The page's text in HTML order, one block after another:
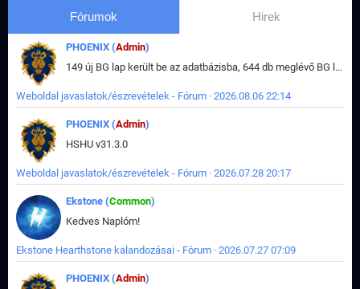
Fórumok Hirek
PHOENIX (Admin)
149 új BG lap került be az adatbázisba, 644 db meglévő BG lap módosult, bekerültek az új képek a megváltozott lapokhoz is.
Weboldal javaslatok/észrevételek - Fórum · 2026.08.06 22:14
PHOENIX (Admin)
HSHU v31.3.0
Weboldal javaslatok/észrevételek - Fórum · 2026.07.28 20:17
Ekstone (Common)
Kedves Naplóm!
Ekstone Hearthstone kalandozásai - Fórum · 2026.07.27 07:09
PHOENIX (Admin)